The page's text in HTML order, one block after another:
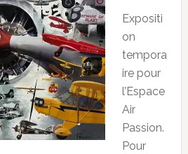
Expositi
on
tempora
ire pour
l’Espace
Air
Passion.
Pour